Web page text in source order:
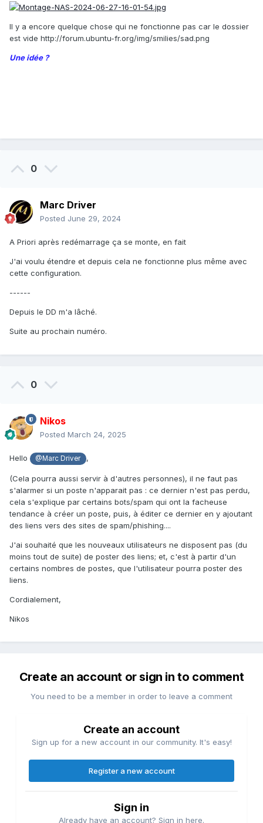
Il y a encore quelque chose qui ne fonctionne pas car le dossier
est vide http://forum.ubuntu-fr.org/img/smilies/sad.png
Une idée ?
0
Marc Driver
Posted June 29, 2024
A Priori après redémarrage ça se monte, en fait
J'ai voulu étendre et depuis cela ne fonctionne plus même avec
cette configuration.
------
Depuis le DD m'a lâché.
Suite au prochain numéro.
0
Nikos
Posted March 24, 2025
Hello @Marc Driver ,
(Cela pourra aussi servir à d'autres personnes), il ne faut pas
s'alarmer si un poste n'apparait pas : ce dernier n'est pas perdu,
cela s'explique par certains bots/spam qui ont la facheuse
tendance à créer un poste, puis, à éditer ce dernier en y ajoutant
des liens vers des sites de spam/phishing....
J'ai souhaité que les nouveaux utilisateurs ne disposent pas (du
moins tout de suite) de poster des liens; et, c'est à partir d'un
certains nombres de postes, que l'utilisateur pourra poster des
liens.
Cordialement,
Nikos
Create an account or sign in to comment
You need to be a member in order to leave a comment
Create an account
Sign up for a new account in our community. It's easy!
Register a new account
Sign in
Already have an account? Sign in here.